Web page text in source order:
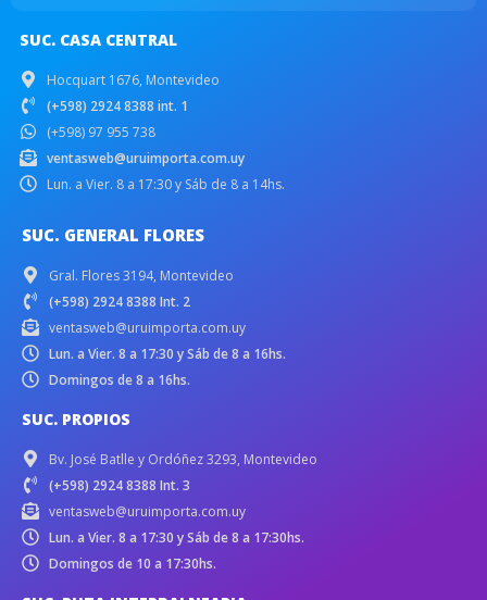
SUC. CASA CENTRAL
Hocquart 1676, Montevideo
(+598) 2924 8388 int. 1
(+598) 97 955 738
ventasweb@uruimporta.com.uy
Lun. a Vier. 8 a 17:30 y Sáb de 8 a 14hs.
SUC. GENERAL FLORES
Gral. Flores 3194, Montevideo
(+598) 2924 8388 Int. 2
ventasweb@uruimporta.com.uy
Lun. a Vier. 8 a 17:30 y Sáb de 8 a 16hs.
Domingos de 8 a 16hs.
SUC. PROPIOS
Bv. José Batlle y Ordóñez 3293, Montevideo
(+598) 2924 8388 Int. 3
ventasweb@uruimporta.com.uy
Lun. a Vier. 8 a 17:30 y Sáb de 8 a 17:30hs.
Domingos de 10 a 17:30hs.